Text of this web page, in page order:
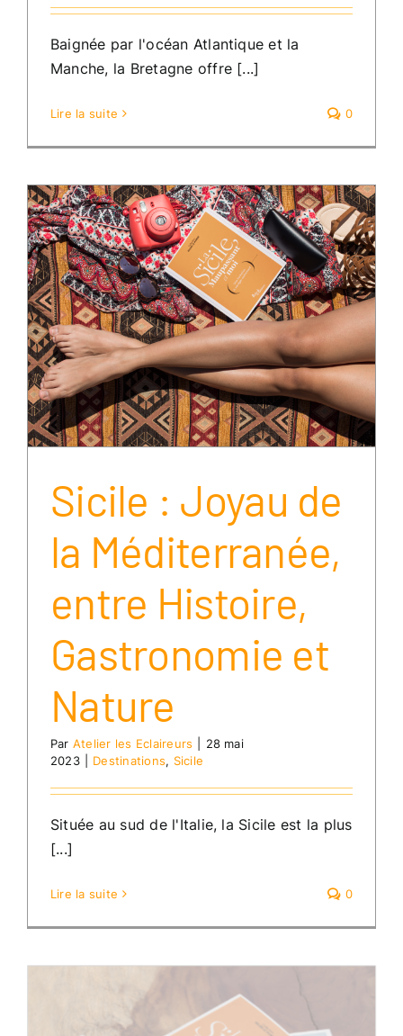
Baignée par l'océan Atlantique et la
Manche, la Bretagne offre [...]
Lire la suite 0
Sicile : Joyau de
la Méditerranée,
entre Histoire,
Gastronomie et
Nature
Par Atelier les Eclaireurs
28 mai
2023
Destinations, Sicile
Située au sud de l'Italie, la Sicile est la plus
[...]
Lire la suite 0